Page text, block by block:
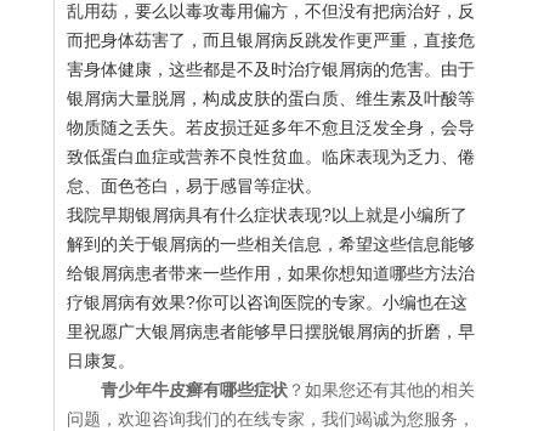
乱用苭，要么以毒攻毒用偏方，不但没有把病治好，反
而把身体苭害了，而且银屑病反跳发作更严重，直接危
害身体健康，这些都是不及时治疗银屑病的危害。由于
银屑病大量脱屑，构成皮肤的蛋白质、维生素及叶酸等
物质随之丢失。若皮损迁延多年不愈且泛发全身，会导
致低蛋白血症或营养不良性贫血。临床表现为乏力、倦
怠、面色苍白，易于感冒等症状。
我院早期银屑病具有什么症状表现?以上就是小编所了
解到的关于银屑病的一些相关信息，希望这些信息能够
给银屑病患者带来一些作用，如果你想知道哪些方法治
疗银屑病有效果?你可以咨询医院的专家。小编也在这
里祝愿广大银屑病患者能够早日摆脱银屑病的折磨，早
日康复。
青少年牛皮癣有哪些症状 ？如果您还有其他的相关
问题，欢迎咨询我们的在线专家，我们竭诚为您服务，